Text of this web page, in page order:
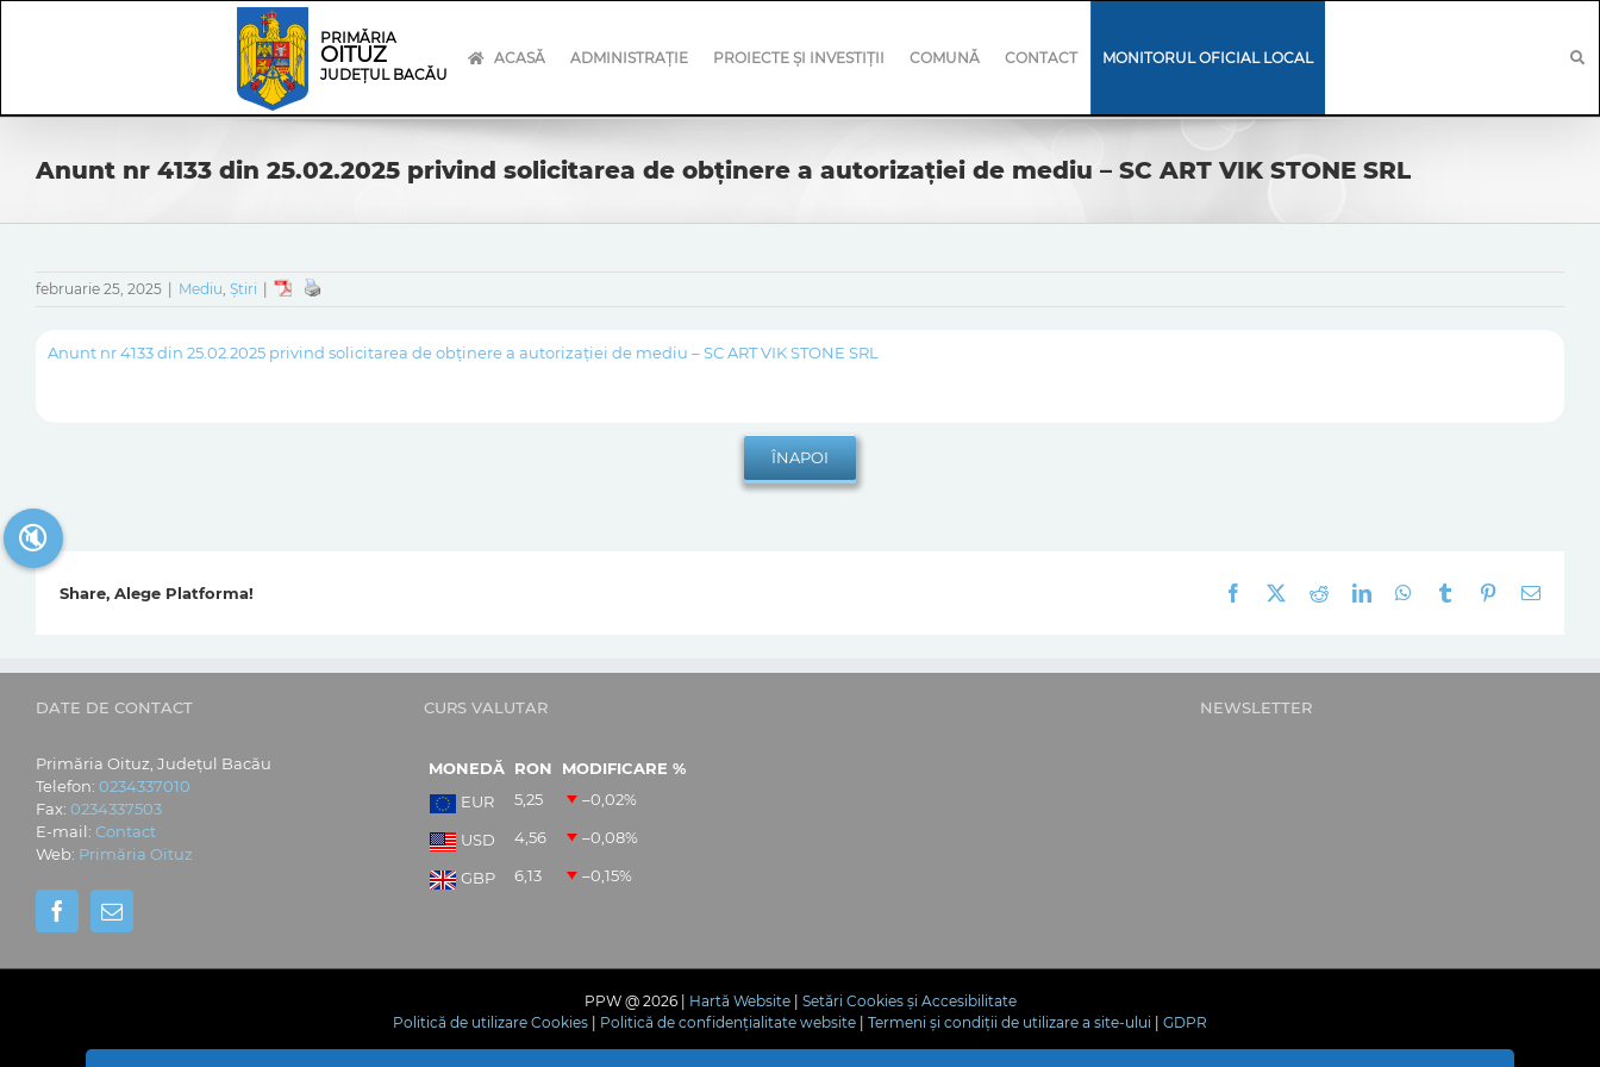
PRIMĂRIA
OITUZ
JUDEȚUL BACĂU
ACASĂ ADMINISTRAȚIE PROIECTE ȘI INVESTIȚII COMUNĂ CONTACT MONITORUL OFICIAL LOCAL
Anunt nr 4133 din 25.02.2025 privind solicitarea de obținere a autorizației de mediu – SC ART VIK STONE SRL
februarie 25, 2025 Mediu, Știri
Anunt nr 4133 din 25.02.2025 privind solicitarea de obținere a autorizației de mediu – SC ART VIK STONE SRL
Share, Alege Platforma! Facebook RedditLinkedInWhatsApp
Tumblr Pinterest
E-
DATE DE CONTACT
Primăria Oituz, Județul Bacău
Telefon: 0234337010
Fax: 0234337503
E-mail: Contact
Web: Primăria Oituz
CURS VALUTAR
MONEDĂ RON
MODIFICARE %
EUR
5,25 –0,02%
USD 4,56 –0,08%
GBP 6,13 –0,15%
NEWSLETTER
PPW @ 2026 | Hartă Website| Setări Cookies și Accesibilitate
Politică de utilizare Cookies
Politică de confidențialitate website Termeni și condiții de utilizare a site-ului GDPR
🔇